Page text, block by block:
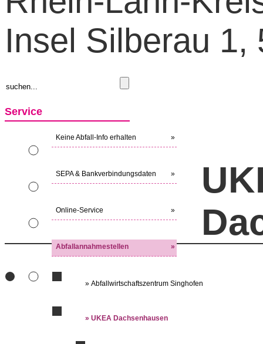
Insel Silberau 1,
Service
Keine Abfall-Info erhalten »
SEPA & Bankverbindungsdaten »
Online-Service »
Abfallannahmestellen »
» Abfallwirtschaftszentrum Singhofen
» UKEA Dachsenhausen